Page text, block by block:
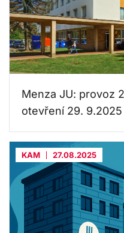
Menza JU: provoz
otevření 29. 9.2025
KAM 27.08.2025